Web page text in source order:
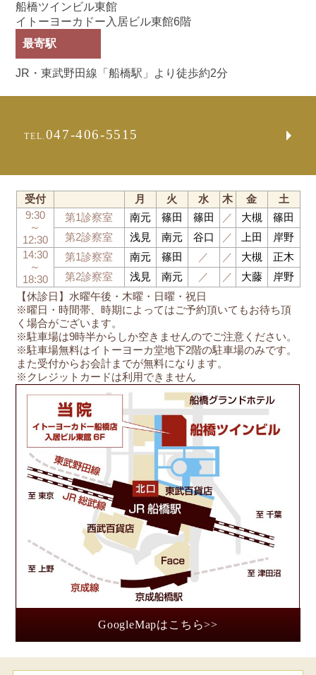
船橋ツインビル東館
イトーヨーカドー入居ビル東館6階
最寄駅
JR・東武野田線「船橋駅」より徒歩約2分
TEL. 047-406-5515
【休診日】水曜午後・木曜・日曜・祝日
※曜日・時間帯、時期によってはご予約頂いてもお待ち頂
く場合がございます。
※駐車場は9時半からしか空きませんのでご注意ください。
※駐車場無料はイトーヨーカ堂地下2階の駐車場のみです。
また受付からお会計までが無料になります。
※クレジットカードは利用できません
受付 月 火 水 木 金
土
9:30
～
12:30
第1診察室 南元 篠田 篠田 ／ 大槻
篠田
第2診察室
浅見 南元 谷口 ／ 上田
岸野
14:30
～
18:30
第1診察室 南元 篠田 ／ ／ 大槻
正木
第2診察室
浅見 南元 ／ ／ 大藤 岸野
GoogleMapはこちら>>